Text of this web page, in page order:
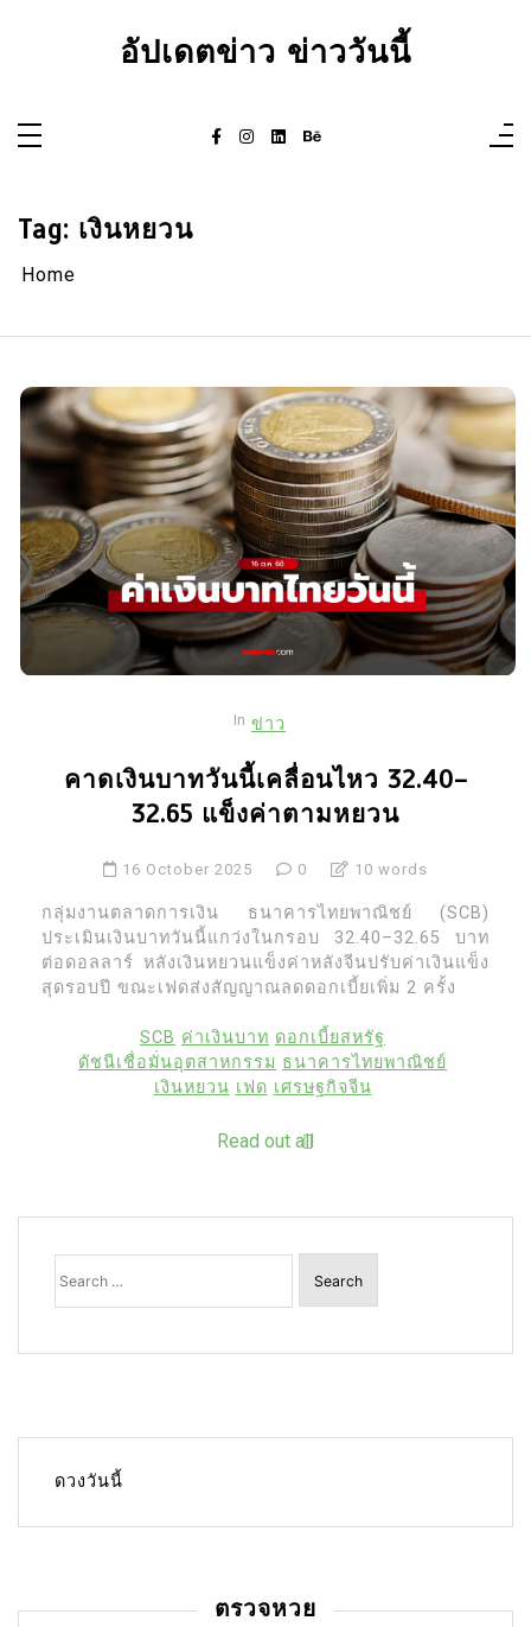
อัปเดตข่าว ข่าววันนี้
Tag: เงินหยวน
Home
In ข่าว
คาดเงินบาทวันนี้เคลื่อนไหว 32.40–
32.65 แข็งค่าตามหยวน
16 October 2025 0 10 words
กลุ่มงานตลาดการเงิน ธนาคารไทยพาณิชย์ (SCB)
ประเมินเงินบาทวันนี้แกว่งในกรอบ 32.40–32.65 บาท
ต่อดอลลาร์ หลังเงินหยวนแข็งค่าหลังจีนปรับค่าเงินแข็ง
สุดรอบปี ขณะเฟดส่งสัญญาณลดดอกเบี้ยเพิ่ม 2 ครั้ง
SCB ค่าเงินบาท ดอกเบี้ยสหรัฐ
ดัชนีเชื่อมั่นอุตสาหกรรม ธนาคารไทยพาณิชย์
เงินหยวน เฟด เศรษฐกิจจีน
Read out all
Search
for:
ดวงวันนี้
ตรวจหวย